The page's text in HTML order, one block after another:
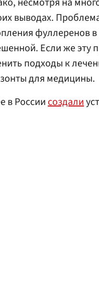
выводах.
фуллеренов
Если же эту
подходы к
для медицины.
в Россиисоздали